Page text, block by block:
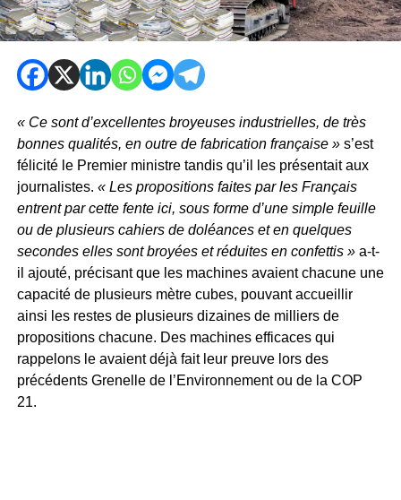
« Ce sont d’excellentes broyeuses industrielles, de très
bonnes qualités, en outre de fabrication française »s’est
félicité le Premier ministre tandis qu’il les présentait aux
journalistes. « Les propositions faites par les Français
entrent par cette fente ici, sous forme d’une simple feuille
ou de plusieurs cahiers de doléances et en quelques
secondes elles sont broyées et réduites en confettis »a-t-
il ajouté, précisant que les machines avaient chacune une
capacité de plusieurs mètre cubes, pouvant accueillir
ainsi les restes de plusieurs dizaines de milliers de
propositions chacune. Des machines efficaces qui
rappelons le avaient déjà fait leur preuve lors des
précédents Grenelle de l’Environnement ou de la COP
21.